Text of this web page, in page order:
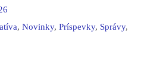
,Novinky,Príspevky, Správy,